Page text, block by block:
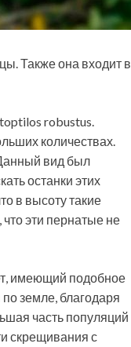
Также она входит в
robustus.
количествах.
вид был
останки этих
в высоту такие
эти пернатые не
имеющий подобное
земле, благодаря
часть популяций
скрещивания с